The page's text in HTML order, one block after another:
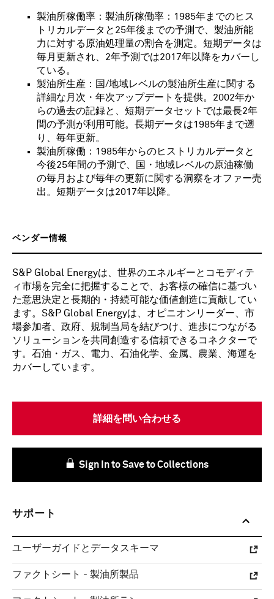
製油所稼働率：製油所稼働率：1985年までのヒス
トリカルデータと25年後までの予測で、製油所能
力に対する原油処理量の割合を測定。短期データは
毎月更新され、2年予測では2017年以降をカバーし
ている。
製油所生産：国/地域レベルの製油所生産に関する
詳細な月次・年次アップデートを提供。2002年か
らの過去の記録と、短期データセットでは最長2年
間の予測が利用可能。長期データは1985年まで遡
り、毎年更新。
製油所稼働：1985年からのヒストリカルデータと
今後25年間の予測で、国・地域レベルの原油稼働
の毎月および毎年の更新に関する洞察をオファー売
出。短期データは2017年以降。
ベンダー情報
S&P Global Energyは、世界のエネルギーとコモディテ
ィ市場を完全に把握することで、お客様の確信に基づい
た意思決定と長期的・持続可能な価値創造に貢献してい
ます。S&P Global Energyは、オピニオンリーダー、市
場参加者、政府、規制当局を結びつけ、進歩につながる
ソリューションを共同創造する信頼できるコネクターで
す。石油・ガス、電力、石油化学、金属、農業、海運を
カバーしています。
詳細を問い合わせる
Sign In to Save to Collections
サポート
ユーザーガイドとデータスキーマ
ファクトシート - 製油所製品